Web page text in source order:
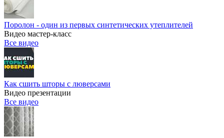
Поролон - один из первых синтетических утеплителей
Видео мастер-класс
Все видео
Как сшить шторы с люверсами
Видео презентации
Все видео